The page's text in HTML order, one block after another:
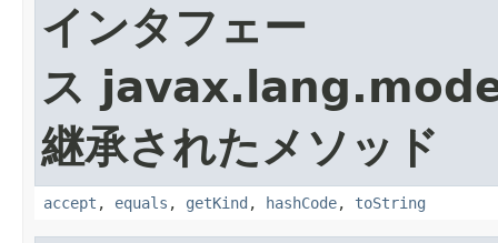
インタフェー
ス
継承されたメソッド
accept , equals , getKind , hashCode, toString